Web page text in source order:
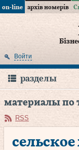
on-line архів номерів
Войти
разделы
материалы по
RSS